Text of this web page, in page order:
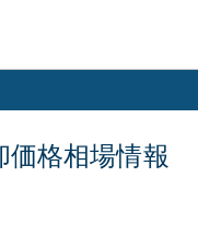
価格相場情報